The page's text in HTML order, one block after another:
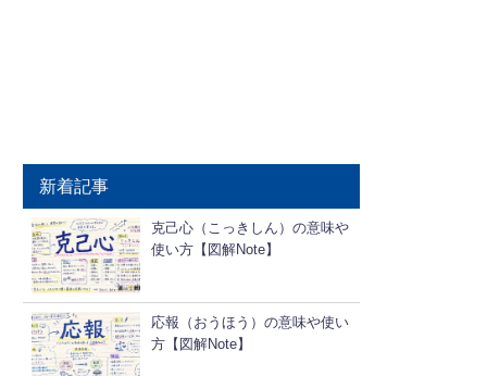
新着記事
克己心（こっきしん）の意味や
使い方【図解Note】
応報（おうほう）の意味や使い
方【図解Note】